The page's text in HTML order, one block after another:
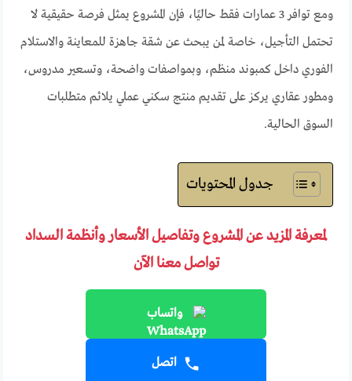
ومع توافر 3 عمارات فقط حاليًا، فإن المشروع يمثل فرصة حقيقية لا
تحتمل التأجيل، خاصة لمن يبحث عن شقة جاهزة للمعاينة والاستلام
الفوري داخل كمبوند منظم، وبمواصفات واضحة، وتسعير مدروس،
ومطور عقاري يركز على تقديم منتج سكني عملي يلائم متطلبات
السوق الحالية.
جدول المحتويات
لمعرفة المزيد عن المشروع وتفاصيل الأسعار وأنظمة السداد
تواصل معنا الآن
واتساب
اتصل